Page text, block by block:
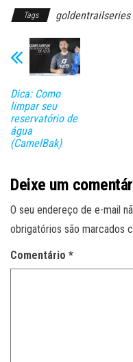
Tags goldentrailseries
Dica: Como
limpar seu
reservatório de
água
(CamelBak)
Deixe um
O seu endereço de e-mail
obrigatórios são marcados
Comentário *